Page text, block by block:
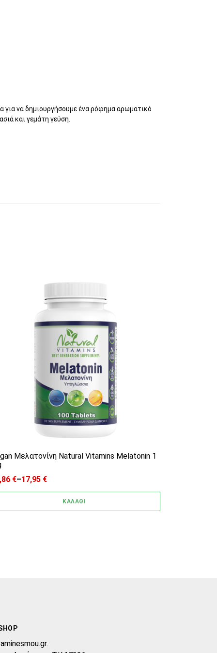
για να δημιουργήσουμε ένα ρόφημα αρωματικό
και γεμάτη γεύση.
στη σελίδα του προϊόντος
Μελατονίνη Natural Vitamins Melatonin 1
€–17,95 €
range: 11,86 € through 17,95 €
ΚΑΛΑΘΙ
το προϊόν έχει πολλαπλές